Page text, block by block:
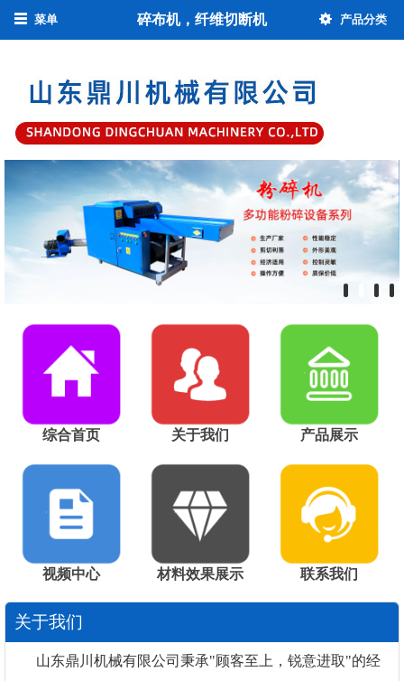
碎布机，纤维切断机
菜单 产品分类
综合首页 关于我们 产品展示
视频中心 材料效果展示 联系我们
关于我们
山东鼎川机械有限公司秉承"顾客至上，锐意进取"的经